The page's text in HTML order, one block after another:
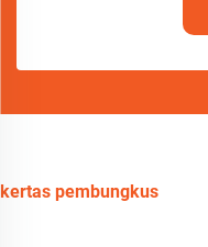
kertas pembungkus